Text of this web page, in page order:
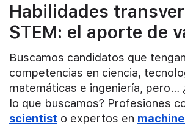
Habilidades
STEM: el aporte de
Buscamos candidatos que
competencias en ciencia,
matemáticas e ingeniería, pero…
lo que buscamos? Profesiones
scientist o expertos en